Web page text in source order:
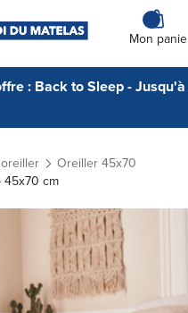
Mon
: Back to Sleep - Jusqu'à
Oreiller 45x70
45x70 cm